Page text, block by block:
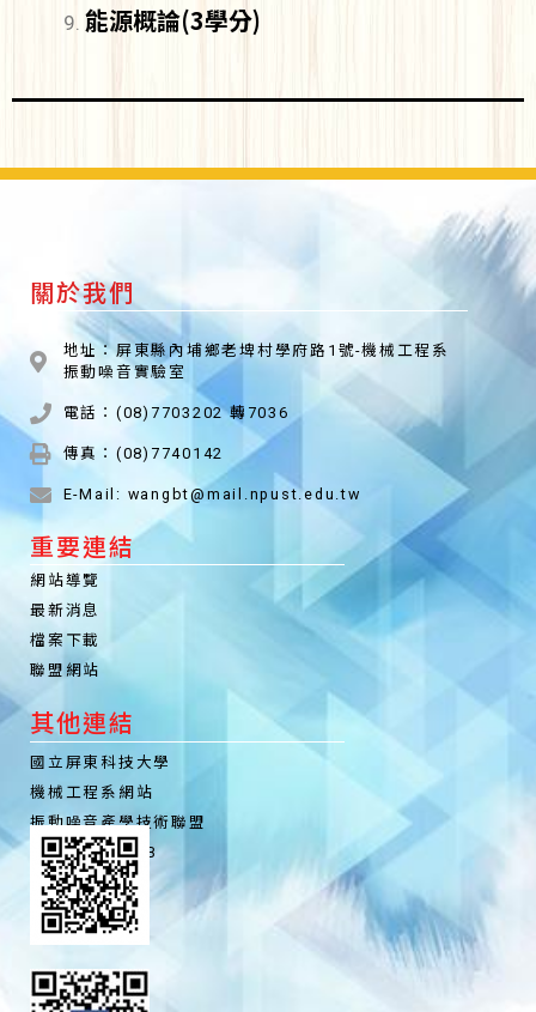
能源概論(3學分)
關於我們
地址：屏東縣內埔鄉老埤村學府路1號-機械工程系
振動噪音實驗室
電話：(08)7703202 轉7036
傳真：(08)7740142
E-Mail: wangbt@mail.npust.edu.tw
重要連結
網站導覽
最新消息
檔案下載
聯盟網站
其他連結
國立屏東科技大學
機械工程系網站
振動噪音產學技術聯盟
聯盟粉絲專頁FB